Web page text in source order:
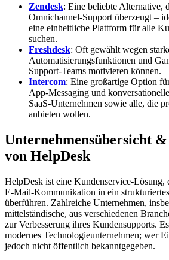
Zendesk: Eine beliebte Alternative,
Omnichannel-Support überzeugt –
eine einheitliche Plattform für alle
suchen.
Freshdesk: Oft gewählt wegen
Automatisierungsfunktionen und
Support-Teams motivieren können.
Intercom: Eine großartige Option
App-Messaging und
SaaS-Unternehmen sowie alle, die
anbieten wollen.
Unternehmensübersicht &
von HelpDesk
HelpDesk ist eine Kundenservice-Lösung,
E-Mail-Kommunikation in ein
überführen. Zahlreiche Unternehmen,
mittelständische, aus verschiedenen
zur Verbesserung ihres Kundensupports.
modernes Technologieunternehmen; wer
jedoch nicht öffentlich bekanntgegeben.